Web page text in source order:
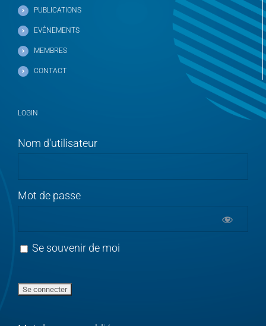
PUBLICATIONS
EVÉNEMENTS
MEMBRES
CONTACT
LOGIN
Nom d'utilisateur
Mot de passe
Se souvenir de moi